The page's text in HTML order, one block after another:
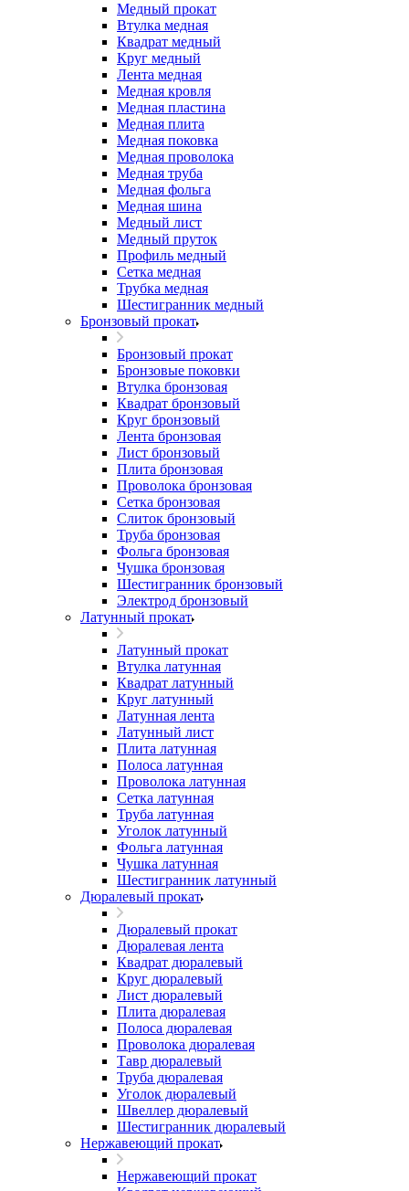
Медный прокат
Втулка медная
Квадрат медный
Круг медный
Лента медная
Медная кровля
Медная пластина
Медная плита
Медная поковка
Медная проволока
Медная труба
Медная фольга
Медная шина
Медный лист
Медный пруток
Профиль медный
Сетка медная
Трубка медная
Шестигранник медный
Бронзовый прокат
Бронзовый прокат
Бронзовые поковки
Втулка бронзовая
Квадрат бронзовый
Круг бронзовый
Лента бронзовая
Лист бронзовый
Плита бронзовая
Проволока бронзовая
Сетка бронзовая
Слиток бронзовый
Труба бронзовая
Фольга бронзовая
Чушка бронзовая
Шестигранник бронзовый
Электрод бронзовый
Латунный прокат
Латунный прокат
Втулка латунная
Квадрат латунный
Круг латунный
Латунная лента
Латунный лист
Плита латунная
Полоса латунная
Проволока латунная
Сетка латунная
Труба латунная
Уголок латунный
Фольга латунная
Чушка латунная
Шестигранник латунный
Дюралевый прокат
Дюралевый прокат
Дюралевая лента
Квадрат дюралевый
Круг дюралевый
Лист дюралевый
Плита дюралевая
Полоса дюралевая
Проволока дюралевая
Тавр дюралевый
Труба дюралевая
Уголок дюралевый
Швеллер дюралевый
Шестигранник дюралевый
Нержавеющий прокат
Нержавеющий прокат